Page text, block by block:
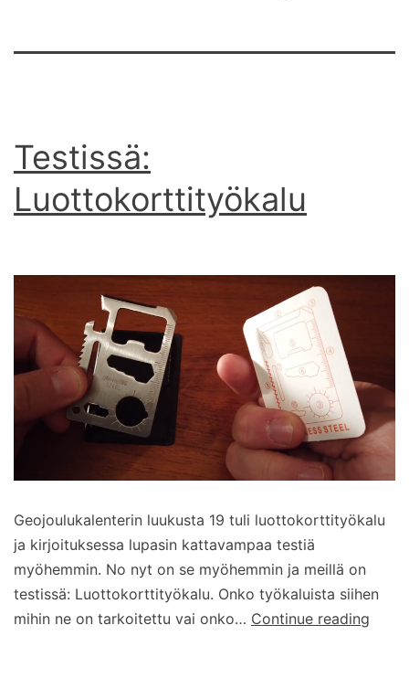
Testissä:
Luottokorttityökalu
Geojoulukalenterin luukusta 19 tuli luottokorttityökalu
ja kirjoituksessa lupasin kattavampaa testiä
myöhemmin. No nyt on se myöhemmin ja meillä on
testissä: Luottokorttityökalu. Onko työkaluista siihen
mihin ne on tarkoitettu vai onko… Continue reading